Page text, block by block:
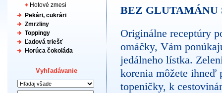
Hotové zmesi
Pekári, cukrári
Zmrzliny
Toppingy
Ľadová triešť
Horúca čokoláda
Vyhľadávanie
BEZ GLUTAMÁNU
Originálne receptúry
omáčky, Vám
jedálneho lístka.
korenia môžete
topeničky, k